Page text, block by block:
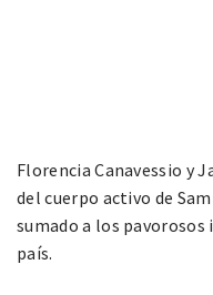
Florencia Canavessio y
del cuerpo activo de
sumado a los pavorosos
país.